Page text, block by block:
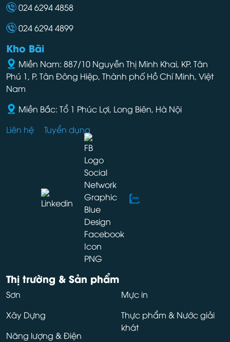
024 6294 4858
024 6294 4899
Kho Bãi
Miền Nam: 887/10 Nguyễn Thị Minh Khai, KP. Tân
Phú 1, P. Tân Đông Hiệp, Thành phố Hồ Chí Minh, Việt
Nam
Miền Bắc: Tổ 1 Phúc Lợi, Long Biên, Hà Nội
Liên hệ
Tuyển dụng
Thị trường & Sản phẩm
Sơn
Xây Dựng
Năng lượng & Điện
Mực in
Thực phẩm & Nước giải
khát